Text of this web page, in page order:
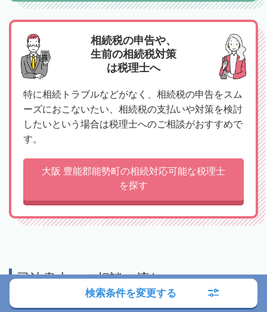
相続税の申告や、
生前の相続税対策
は税理士へ
特に相続トラブルなどがなく、相続税の申告をスム
ーズにおこないたい、相続税の支払いや対策を検討
したいという場合は税理士へのご相談がおすすめで
す。
大阪 豊能郡能勢町の相続対応可能な税理士
を探す
司法書士への相談の流れ
検索条件を変更する